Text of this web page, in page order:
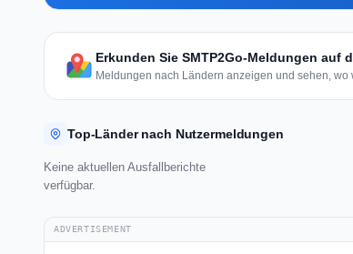
Erkunden Sie SMTP2Go-Meldungen auf
Meldungen nach Ländern anzeigen und sehen,
Top-Länder nach Nutzermeldungen
Keine aktuellen Ausfallberichte
verfügbar.
ADVERTISEMENT